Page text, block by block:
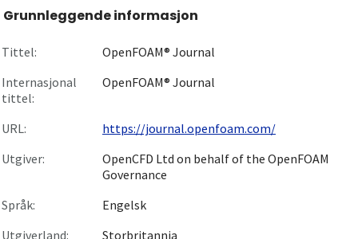
Aktuelt
Gå til innlogging
Grunnleggende informasjon
Tittel:
OpenFOAM® Journal
Internasjonal
tittel:
OpenFOAM® Journal
URL:
https://journal.openfoam.com/
Utgiver:
OpenCFD Ltd on behalf of the OpenFOAM
Governance
Språk:
Engelsk
Utgiverland:
Storbritannia